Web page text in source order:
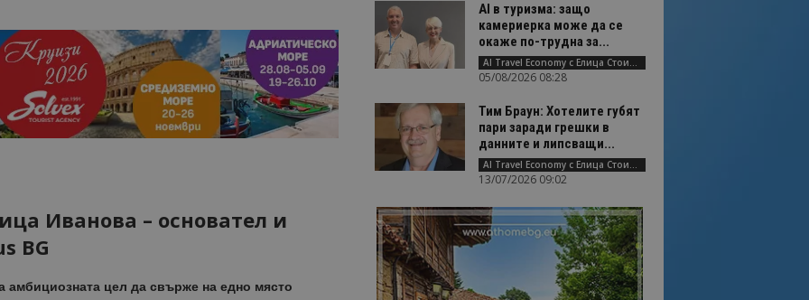
Иванова – oсновател и
BG
амбициозната цел да свърже на едно място
AI в туризма: защо
камериерка може да се
окаже по-трудна за...
AI Travel Economy с Елица Стоилова
05/08/2026 08:28
Тим Браун: Хотелите губят
пари заради грешки в
данните и липсващи...
AI Travel Economy с Елица Стоилова
13/07/2026 09:02